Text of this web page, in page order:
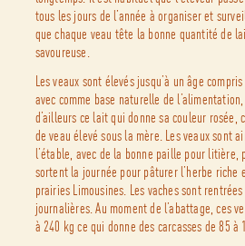
tous les jours de l’année à organiser et
que chaque veau tête la bonne quantité de
savoureuse.
Les veaux sont élevés jusqu’à un âge
avec comme base naturelle de
d’ailleurs ce lait qui donne sa couleur rosée,
de veau élevé sous la mère. Les veaux sont
l’étable, avec de la bonne paille pour litière,
sortent la journée pour pâturer l’herbe riche
prairies Limousines. Les vaches sont
journalières. Au moment de l’abattage, ces
à 240 kg ce qui donne des carcasses de 85 à